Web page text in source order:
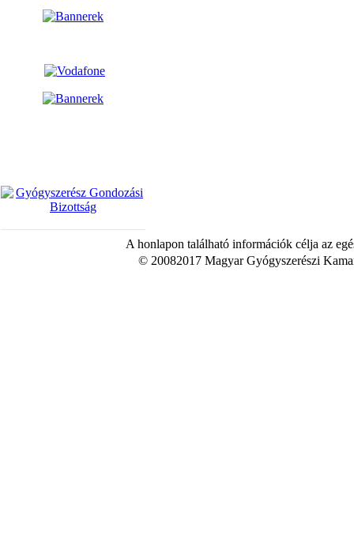
A honlapon található információk célja az
© 20082017 Magyar Gyógyszerészi